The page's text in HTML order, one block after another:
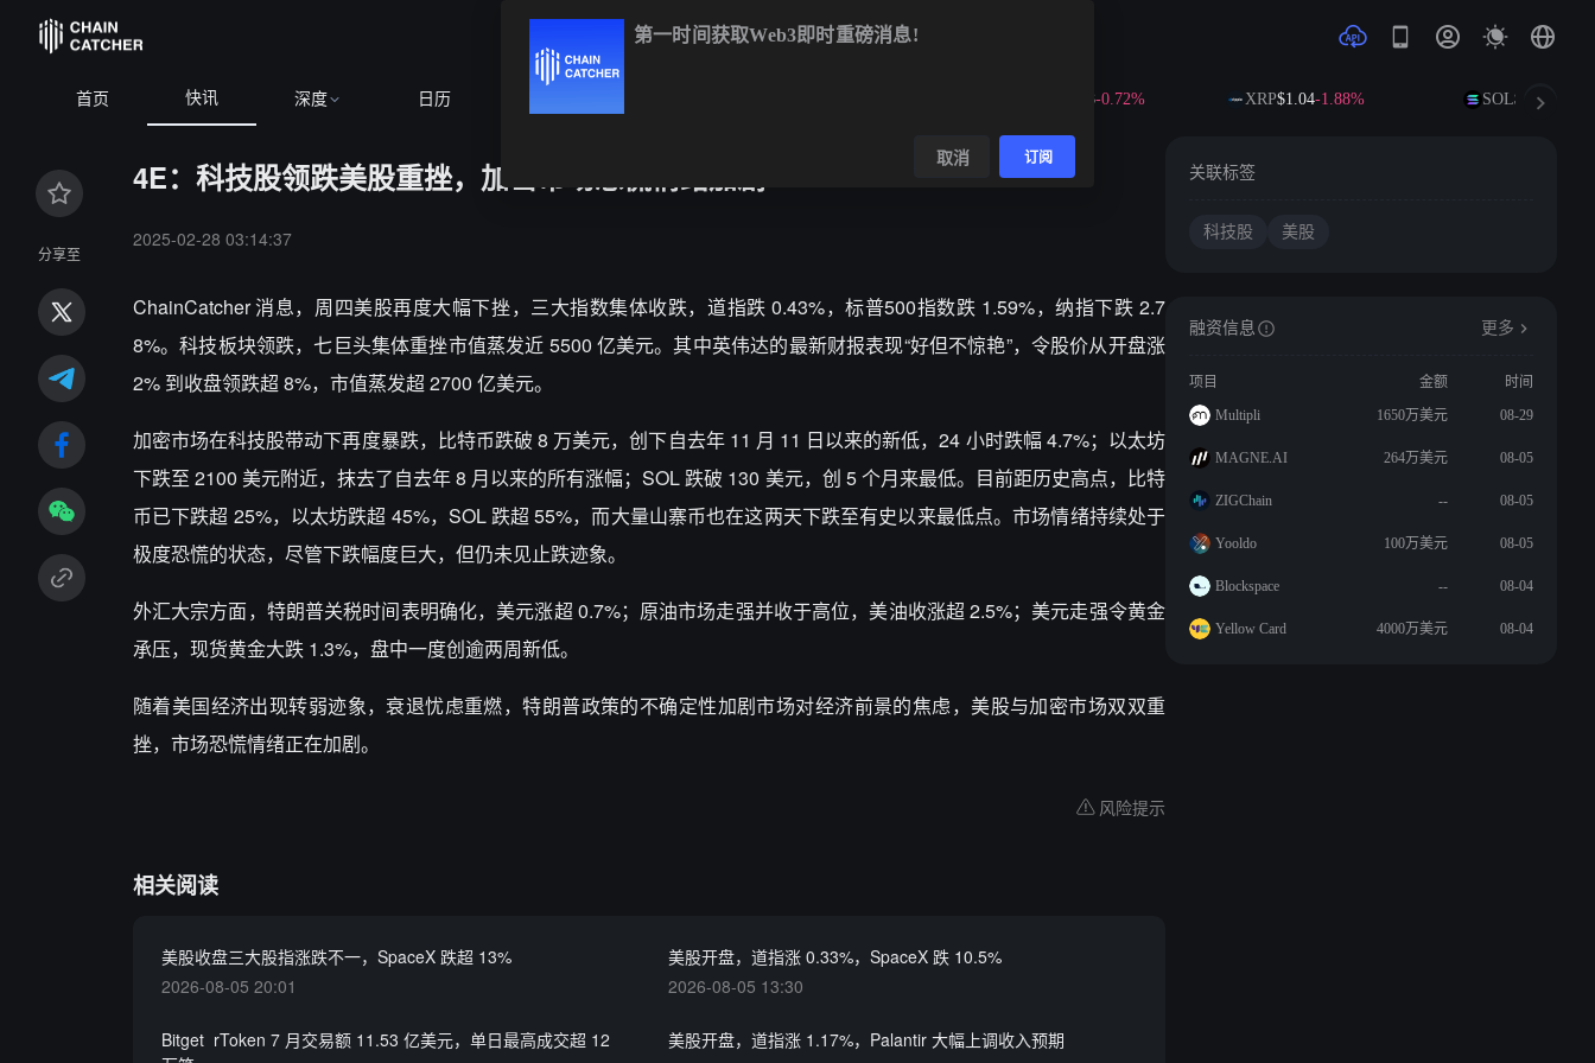
首页 快讯 深度 日历 -0.72% XRP$1.04-1.88% SOL$74.09
分享至
4E：科技股领跌美股重挫，加密市场恐慌情绪加剧
2025-02-28 03:14:37
ChainCatcher 消息，周四美股再度大幅下挫，三大指数集体收跌，道指跌 0.43%，标普500指数跌 1.59%，纳指下跌 2.7
8%。科技板块领跌，七巨头集体重挫市值蒸发近 5500 亿美元。其中英伟达的最新财报表现“好但不惊艳”，令股价从开盘涨
2% 到收盘领跌超 8%，市值蒸发超 2700 亿美元。
加密市场在科技股带动下再度暴跌，比特币跌破 8 万美元，创下自去年 11 月 11 日以来的新低，24 小时跌幅 4.7%；以太坊
下跌至 2100 美元附近，抹去了自去年 8 月以来的所有涨幅；SOL 跌破 130 美元，创 5 个月来最低。目前距历史高点，比特
币已下跌超 25%，以太坊跌超 45%，SOL 跌超 55%，而大量山寨币也在这两天下跌至有史以来最低点。市场情绪持续处于
极度恐慌的状态，尽管下跌幅度巨大，但仍未见止跌迹象。
外汇大宗方面，特朗普关税时间表明确化，美元涨超 0.7%；原油市场走强并收于高位，美油收涨超 2.5%；美元走强令黄金
承压，现货黄金大跌 1.3%，盘中一度创逾两周新低。
随着美国经济出现转弱迹象，衰退忧虑重燃，特朗普政策的不确定性加剧市场对经济前景的焦虑，美股与加密市场双双重
挫，市场恐慌情绪正在加剧。
风险提示
相关阅读
美股收盘三大股指涨跌不一，SpaceX 跌超 13%
2026-08-05 20:01
美股开盘，道指涨 0.33%，SpaceX 跌 10.5%
2026-08-05 13:30
Bitget rToken 7 月交易额 11.53 亿美元，单日最高成交超 12
美股开盘，道指涨 1.17%，Palantir 大幅上调收入预期
关联标签
科技股 美股
融资信息 更多
项目 金额
时间
Multipli
1650万美元 08-29
MAGNE.AI 264万美元 08-05
ZIGChain -- 08-05
Yooldo 100万美元 08-05
Blockspace -- 08-04
Yellow Card 4000万美元 08-04
第一时间获取Web3即时重磅消息!
取消 订阅